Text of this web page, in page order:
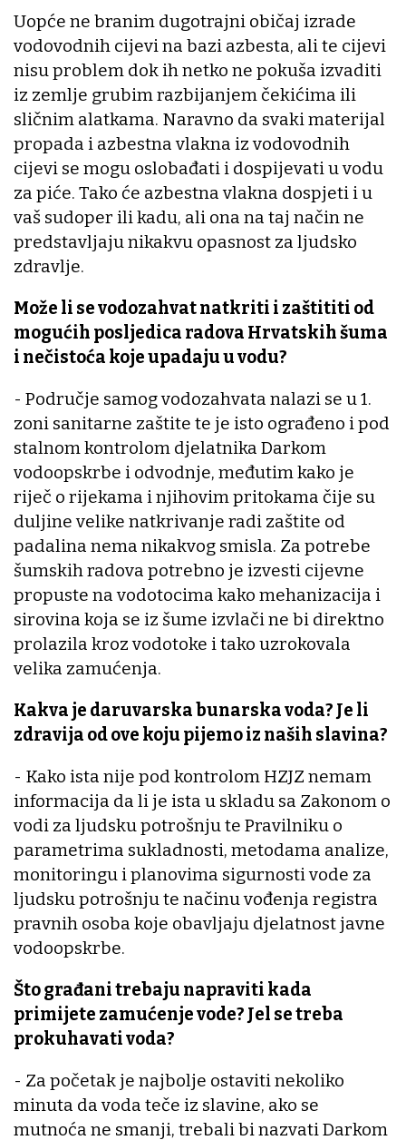
Uopće ne branim dugotrajni običaj izrade
vodovodnih cijevi na bazi azbesta, ali te cijevi
nisu problem dok ih netko ne pokuša izvaditi
iz zemlje grubim razbijanjem čekićima ili
sličnim alatkama. Naravno da svaki materijal
propada i azbestna vlakna iz vodovodnih
cijevi se mogu oslobađati i dospijevati u vodu
za piće. Tako će azbestna vlakna dospjeti i u
vaš sudoper ili kadu, ali ona na taj način ne
predstavljaju nikakvu opasnost za ljudsko
zdravlje.
Može li se vodozahvat natkriti i zaštititi od
mogućih posljedica radova Hrvatskih šuma
i nečistoća koje upadaju u vodu?
- Područje samog vodozahvata nalazi se u 1.
zoni sanitarne zaštite te je isto ograđeno i pod
stalnom kontrolom djelatnika Darkom
vodoopskrbe i odvodnje, međutim kako je
riječ o rijekama i njihovim pritokama čije su
duljine velike natkrivanje radi zaštite od
padalina nema nikakvog smisla. Za potrebe
šumskih radova potrebno je izvesti cijevne
propuste na vodotocima kako mehanizacija i
sirovina koja se iz šume izvlači ne bi direktno
prolazila kroz vodotoke i tako uzrokovala
velika zamućenja.
Kakva je daruvarska bunarska voda? Je li
zdravija od ove koju pijemo iz naših slavina?
- Kako ista nije pod kontrolom HZJZ nemam
informacija da li je ista u skladu sa Zakonom o
vodi za ljudsku potrošnju te Pravilniku o
parametrima sukladnosti, metodama analize,
monitoringu i planovima sigurnosti vode za
ljudsku potrošnju te načinu vođenja registra
pravnih osoba koje obavljaju djelatnost javne
vodoopskrbe.
Što građani trebaju napraviti kada
primijete zamućenje vode? Jel se treba
prokuhavati voda?
- Za početak je najbolje ostaviti nekoliko
minuta da voda teče iz slavine, ako se
mutnoća ne smanji, trebali bi nazvati Darkom